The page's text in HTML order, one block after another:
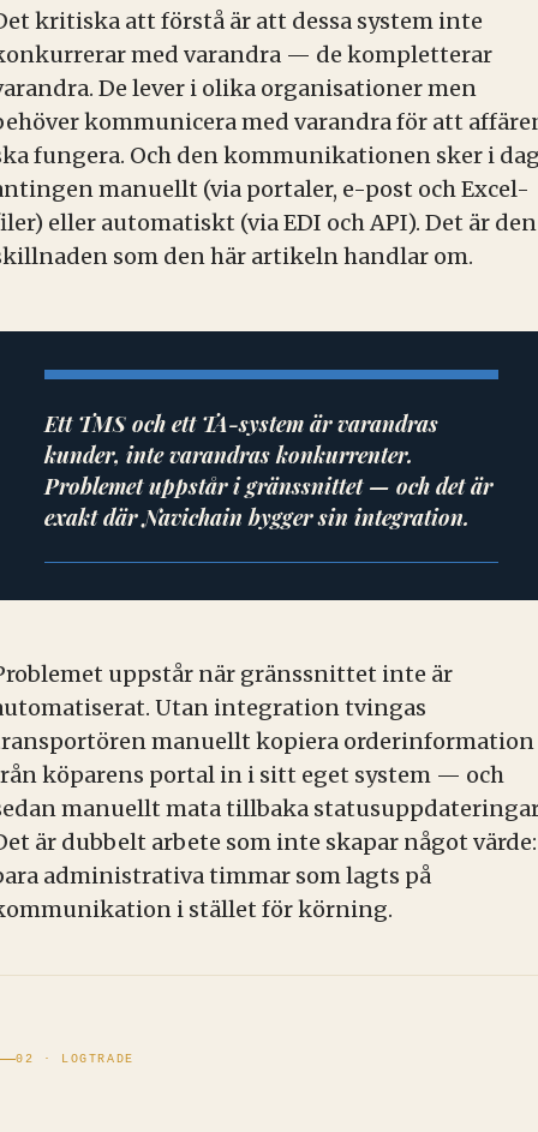
kritiska att förstå är att dessa system inte
med varandra — de kompletterar
De lever i olika organisationer men
kommunicera med varandra för att
fungera. Och den kommunikationen sker i
manuellt (via portaler, e-post och Excel-
eller automatiskt (via EDI och API). Det är den
som den här artikeln handlar om.
Ett TMS och ett TA-system är varandras
kunder, inte varandras konkurrenter.
Problemet uppstår i gränssnittet — och det är
exakt där Navichain bygger sin integration.
uppstår när gränssnittet inte är
Utan integration tvingas
manuellt kopiera orderinformation
köparens portal in i sitt eget system — och
manuellt mata tillbaka
är dubbelt arbete som inte skapar något värde:
administrativa timmar som lagts på
i stället för körning.
02 · LOGTRADE